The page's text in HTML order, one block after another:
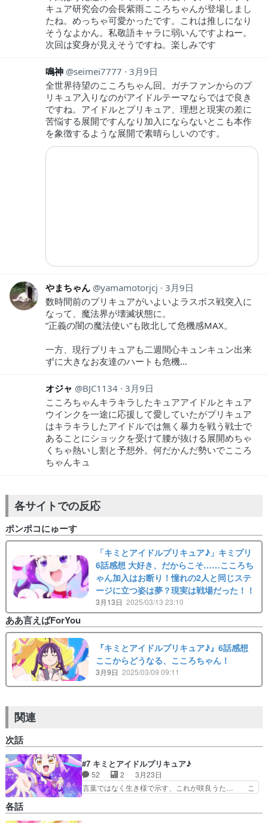
キュア研究会の会長紫雨こころちゃんが登場しまし
たね。めっちゃ可愛かったです。これは推しになり
そうなよかん。私敬語キャラに弱いんですよねー。
次回は変身が見えそうですね。楽しみです
鳴神 seimei7777
3月9日
全世界待望のこころちゃん回。ガチファンからのプ
リキュア入りなのがアイドルテーマならではで良き
ですね。アイドルとプリキュア、理想と現実の差に
苦悩する展開ですんなり加入にならないとこも本作
を象徴するような展開で素晴らしいのです。
やまちゃん yamamotorjcj
3月9日
数時間前のプリキュアがいよいよラスボス戦突入に
なって、魔法界が壊滅状態に。
”正義の闇の魔法使い”も敗北して危機感MAX。
一方、現行プリキュアも二週間心キュンキュン出来
ずに大きなお友達のハートも危機…
オジャ BJC1134 3月9日
こころちゃんキラキラしたキュアアイドルとキュア
ウインクを一途に応援して愛していたがプリキュア
はキラキラしたアイドルでは無く暴力を戦う戦士で
あることにショックを受けて腰が抜ける展開めちゃ
くちゃ熱いし割と予想外。何だかんだ勢いでこころ
ちゃんキュ
各サイトでの反応
ポンポコにゅーす
「キミとアイドルプリキュア♪」キミプリ
6話感想 大好き、だからこそ……こころち
ゃん加入はお断り！憧れの2人と同じステ
ージに立つ姿は夢？現実は戦場だった！！
3月13日 2025/03/13 23:10
ああ言えばForYou
『キミとアイドルプリキュア♪』6話感想
ここからどうなる、こころちゃん！
3月9日 2025/03/09 09:11
関連
次話
#7 キミとアイドルプリキュア♪
52 2
3月23日
言葉ではなく生き様で示す、これが咲良うた… こ
各話